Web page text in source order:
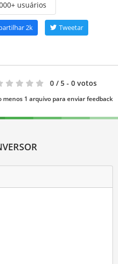
usuários
2k Tweetar
0 / 5 - 0 votos
1 arquivo para enviar feedback